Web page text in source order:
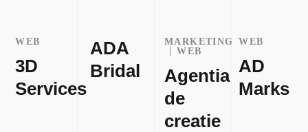
WEB
3D
Services
ADA
Bridal
MARKETING
WEB
Agentia
de
creatie
WEB
AD
Marks